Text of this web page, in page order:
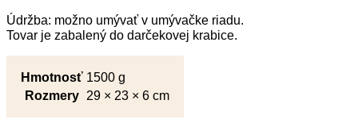
Údržba: možno umývať v umývačke riadu.
Tovar je zabalený do darčekovej krabice.
Hmotnosť 1500 g
Rozmery 29 × 23 × 6 cm